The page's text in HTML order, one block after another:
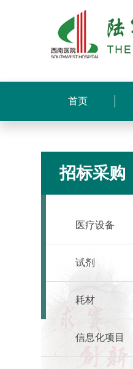
首页
招标采购
医疗设备
试剂
耗材
信息化项目